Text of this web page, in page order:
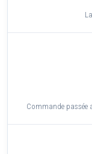
Commande passée